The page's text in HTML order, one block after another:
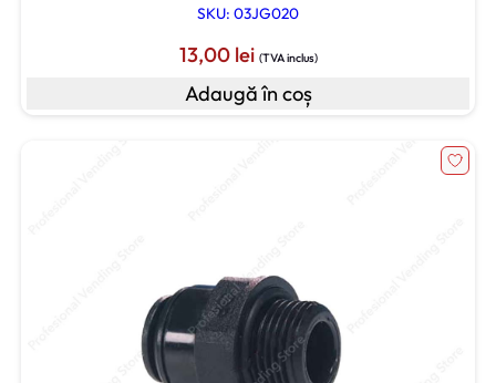
SKU: 03JG020
13,00 lei (TVA inclus)
Adaugă în coș